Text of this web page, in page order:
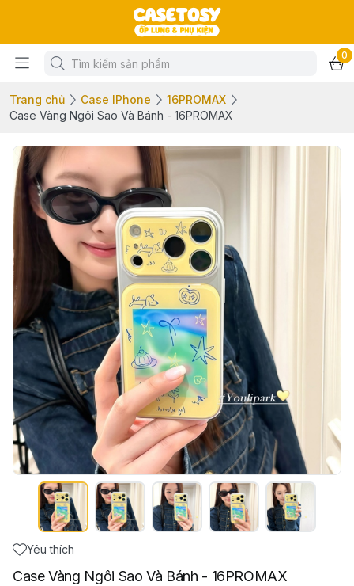
0
Trang chủ Case IPhone
16PROMAX
Case Vàng Ngôi Sao Và Bánh - 16PROMAX
Yêu thích
Case Vàng Ngôi Sao Và Bánh - 16PROMAX